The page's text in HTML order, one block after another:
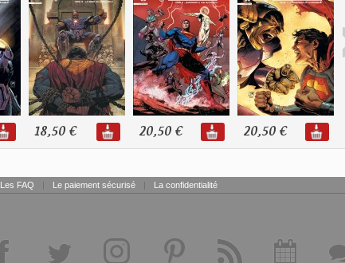
18,50 € 20,50 € 20,50 €
Les FAQ | Le paiement sécurisé | La confidentialité